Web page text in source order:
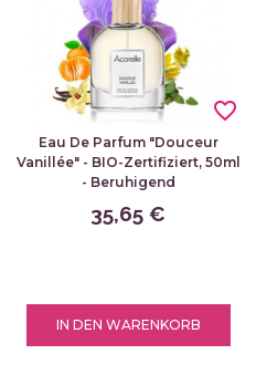
Eau De Parfum "Douceur
Vanillée" - BIO-Zertifiziert, 50ml
- Beruhigend
35,65 €
IN DEN WARENKORB
favorite_border